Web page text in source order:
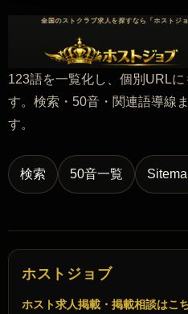
123語を一覧化し、個別URL
す。検索・50音・関連語導線
す。
検索 50音一覧
ホストジョブ
ホスト求人掲載・掲載相談はこ